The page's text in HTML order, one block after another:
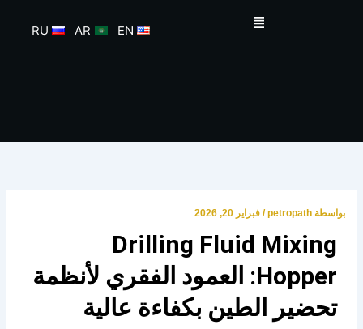
القائمة
EN
AR
RU
بواسطة petropath
/فبراير 20, 2026
Drilling Fluid Mixing
Hopper: العمود الفقري لأنظمة
تحضير الطين بكفاءة عالية